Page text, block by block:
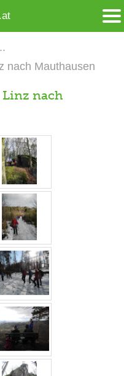
nach Mauthausen
nach